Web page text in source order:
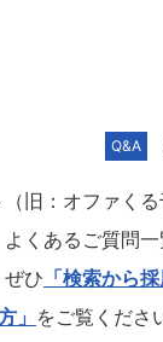
Q&A
（旧：オファく
くあるご質問一
ひ 「検索から
」 をご覧くださ